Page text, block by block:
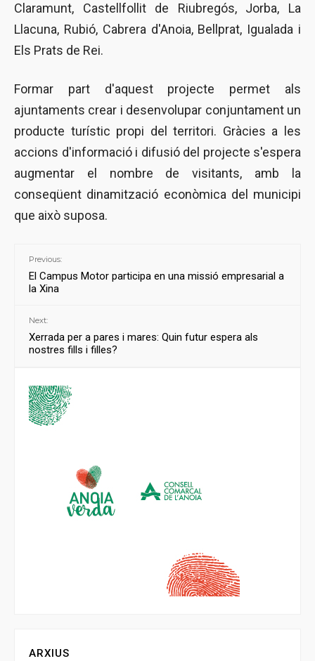
Claramunt, Castellfollit de Riubregós, Jorba, La
Llacuna, Rubió, Cabrera d'Anoia, Bellprat, Igualada i
Els Prats de Rei.
Formar part d'aquest projecte permet als
ajuntaments crear i desenvolupar conjuntament un
producte turístic propi del territori. Gràcies a les
accions d'informació i difusió del projecte s'espera
augmentar el nombre de visitants, amb la
conseqüent dinamització econòmica del municipi
que això suposa.
Previous:
El Campus Motor participa en una missió empresarial a
la Xina
Next:
Xerrada per a pares i mares: Quin futur espera als
nostres fills i filles?
ARXIUS